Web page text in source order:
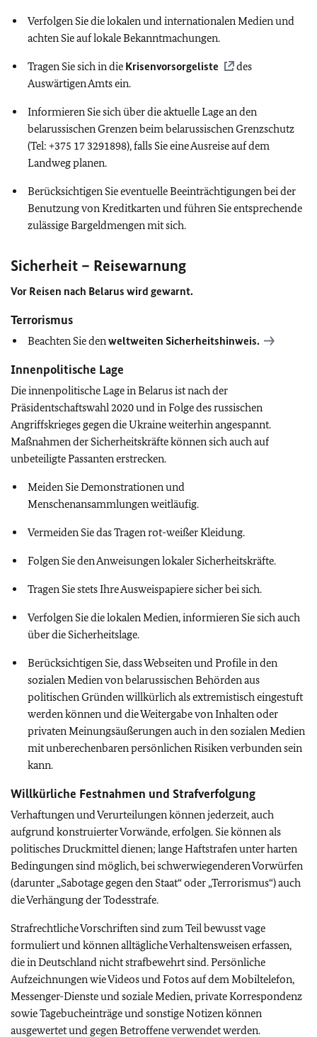
Verfolgen Sie die lokalen und internationalen Medien und
achten Sie auf lokale Bekanntmachungen.
Tragen Sie sich in die Krisenvorsorgeliste
des
Auswärtigen Amts ein.
Informieren Sie sich über die aktuelle Lage an den
belarussischen Grenzen beim belarussischen Grenzschutz
(Tel: +375 17 3291898), falls Sie eine Ausreise auf dem
Landweg planen.
Berücksichtigen Sie eventuelle Beeinträchtigungen bei der
Benutzung von Kreditkarten und führen Sie entsprechende
zulässige Bargeldmengen mit sich.
Sicherheit – Reisewarnung
Vor Reisen nach Belarus wird gewarnt.
Terrorismus
Beachten Sie denweltweiten Sicherheitshinweis.
Innenpolitische Lage
Die innenpolitische Lage in Belarus ist nach der
Präsidentschaftswahl 2020 und in Folge des russischen
Angriffskrieges gegen die Ukraine weiterhin angespannt.
Maßnahmen der Sicherheitskräfte können sich auch auf
unbeteiligte Passanten erstrecken.
Meiden Sie Demonstrationen und
Menschenansammlungen weitläufig.
Vermeiden Sie das Tragen rot-weißer Kleidung.
Folgen Sie den Anweisungen lokaler Sicherheitskräfte.
Tragen Sie stets Ihre Ausweispapiere sicher bei sich.
Verfolgen Sie die lokalen Medien, informieren Sie sich auch
über die Sicherheitslage.
Berücksichtigen Sie, dass Webseiten und Profile in den
sozialen Medien von belarussischen Behörden aus
politischen Gründen willkürlich als extremistisch eingestuft
werden können und die Weitergabe von Inhalten oder
privaten Meinungsäußerungen auch in den sozialen Medien
mit unberechenbaren persönlichen Risiken verbunden sein
kann.
Willkürliche Festnahmen und Strafverfolgung
Verhaftungen und Verurteilungen können jederzeit, auch
aufgrund konstruierter Vorwände, erfolgen. Sie können als
politisches Druckmittel dienen; lange Haftstrafen unter harten
Bedingungen sind möglich, bei schwerwiegenderen Vorwürfen
(darunter „Sabotage gegen den Staat“ oder „Terrorismus“) auch
die Verhängung der Todesstrafe.
Strafrechtliche Vorschriften sind zum Teil bewusst vage
formuliert und können alltägliche Verhaltensweisen erfassen,
die in Deutschland nicht strafbewehrt sind. Persönliche
Aufzeichnungen wie Videos und Fotos auf dem Mobiltelefon,
Messenger-Dienste und soziale Medien, private Korrespondenz
sowie Tagebucheinträge und sonstige Notizen können
ausgewertet und gegen Betroffene verwendet werden.